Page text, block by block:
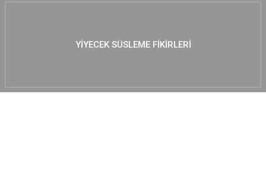
YIYECEK SÜSLEME FIKIRLERI